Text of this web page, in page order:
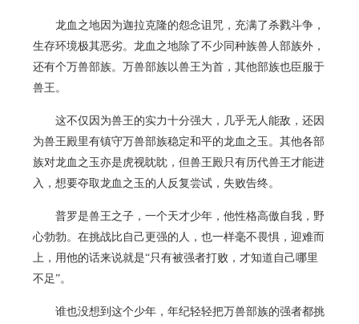
龙血之地因为迦拉克隆的怨念诅咒，充满了杀戮斗争，
生存环境极其恶劣。龙血之地除了不少同种族兽人部族外，
还有个万兽部族。万兽部族以兽王为首，其他部族也臣服于
兽王。
这不仅因为兽王的实力十分强大，几乎无人能敌，还因
为兽王殿里有镇守万兽部族稳定和平的龙血之玉。其他各部
族对龙血之玉亦是虎视眈眈，但兽王殿只有历代兽王才能进
入，想要夺取龙血之玉的人反复尝试，失败告终。
普罗是兽王之子，一个天才少年，他性格高傲自我，野
心勃勃。在挑战比自己更强的人，也一样毫不畏惧，迎难而
上，用他的话来说就是“只有被强者打败，才知道自己哪里
不足”。
谁也没想到这个少年，年纪轻轻把万兽部族的强者都挑